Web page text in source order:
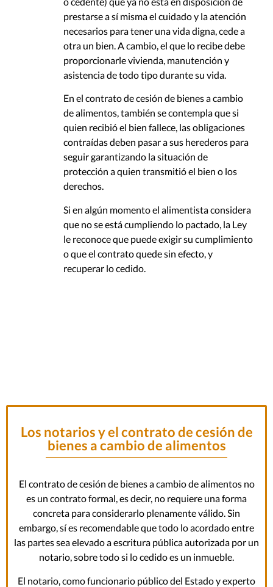
prestarse a sí misma el cuidado y la atención
necesarios para tener una vida digna, cede a
otra un bien. A cambio, el que lo recibe debe
proporcionarle vivienda, manutención y
asistencia de todo tipo durante su vida.
En el contrato de cesión de bienes a cambio
de alimentos, también se contempla que si
quien recibió el bien fallece, las obligaciones
contraídas deben pasar a sus herederos para
seguir garantizando la situación de
protección a quien transmitió el bien o los
derechos.
Si en algún momento el alimentista considera
que no se está cumpliendo lo pactado, la Ley
le reconoce que puede exigir su cumplimiento
o que el contrato quede sin efecto, y
recuperar lo cedido.
Los notarios y el contrato de cesión de
bienes a cambio de alimentos
El contrato de cesión de bienes a cambio de alimentos no
es un contrato formal, es decir, no requiere una forma
concreta para considerarlo plenamente válido. Sin
embargo, sí es recomendable que todo lo acordado entre
las partes sea elevado a escritura pública autorizada por un
notario, sobre todo si lo cedido es un inmueble.
El notario, como funcionario público del Estado y experto